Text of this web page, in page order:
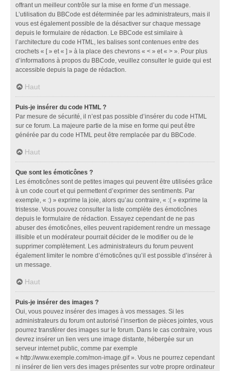
offrant un meilleur contrôle sur la mise en forme d’un message.
L’utilisation du BBCode est déterminée par les administrateurs, mais il
vous est également possible de la désactiver sur chaque message
depuis le formulaire de rédaction. Le BBCode est similaire à
l’architecture du code HTML, les balises sont contenues entre des
crochets « [ » et « ] » à la place des chevrons « < » et « > ». Pour plus
d’informations à propos du BBCode, veuillez consulter le guide qui est
accessible depuis la page de rédaction.
Haut
Puis-je insérer du code HTML ?
Par mesure de sécurité, il n’est pas possible d’insérer du code HTML
sur ce forum. La majeure partie de la mise en forme qui peut être
générée par du code HTML peut être remplacée par du BBCode.
Haut
Que sont les émoticônes ?
Les émoticônes sont de petites images qui peuvent être utilisées grâce
à un code court et qui permettent d’exprimer des sentiments. Par
exemple, « :) » exprime la joie, alors qu’au contraire, « :( » exprime la
tristesse. Vous pouvez consulter la liste complète des émoticônes
depuis le formulaire de rédaction. Essayez cependant de ne pas
abuser des émoticônes, elles peuvent rapidement rendre un message
illisible et un modérateur pourrait décider de le modifier ou de le
supprimer complètement. Les administrateurs du forum peuvent
également limiter le nombre d’émoticônes qu’il est possible d’insérer à
un message.
Haut
Puis-je insérer des images ?
Oui, vous pouvez insérer des images à vos messages. Si les
administrateurs du forum ont autorisé l’insertion de pièces jointes, vous
pourrez transférer des images sur le forum. Dans le cas contraire, vous
devrez insérer un lien vers une image distante, hébergée sur un
serveur internet public, comme par exemple
« http://www.exemple.com/mon-image.gif ». Vous ne pourrez cependant
ni insérer de lien vers des images présentes sur votre propre ordinateur